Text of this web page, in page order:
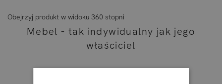
Obejrzyj produkt w widoku 360 stopni
Mebel - tak indywidualny jak jego
właściciel